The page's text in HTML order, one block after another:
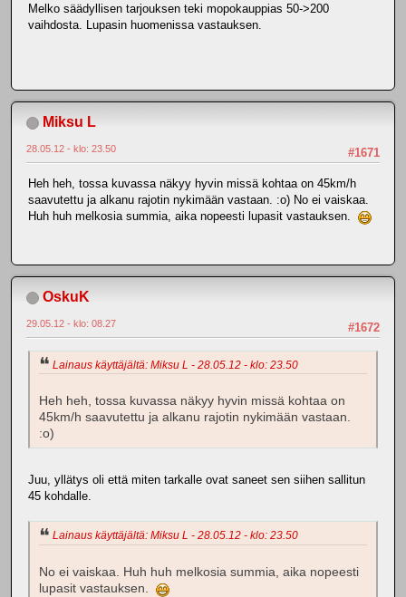
Melko säädyllisen tarjouksen teki mopokauppias 50->200
vaihdosta. Lupasin huomenissa vastauksen.
Miksu L
#1671
28.05.12 - klo: 23.50
Heh heh, tossa kuvassa näkyy hyvin missä kohtaa on 45km/h
saavutettu ja alkanu rajotin nykimään vastaan. :o) No ei vaiskaa.
Huh huh melkosia summia, aika nopeesti lupasit vastauksen.
OskuK
#1672
29.05.12 - klo: 08.27
Lainaus käyttäjältä: Miksu L - 28.05.12 - klo: 23.50
Heh heh, tossa kuvassa näkyy hyvin missä kohtaa on
45km/h saavutettu ja alkanu rajotin nykimään vastaan.
:o)
Juu, yllätys oli että miten tarkalle ovat saneet sen siihen sallitun
45 kohdalle.
Lainaus käyttäjältä: Miksu L - 28.05.12 - klo: 23.50
No ei vaiskaa. Huh huh melkosia summia, aika nopeesti
lupasit vastauksen.